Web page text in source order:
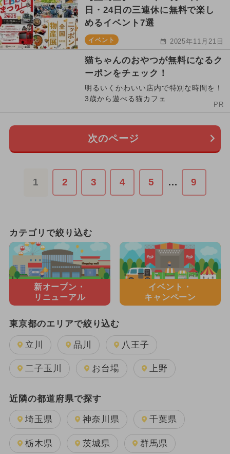
日・24日の三連休に無料で楽し
めるイベント7選
イベント 2025年11月21日
猫ちゃんのおやつが無料になるク
ーポンをチェック！
明るいくかわいい店内で特別な時間を！
3歳から遊べる猫カフェ
PR
次のページ
1 2 3 4 5 … 9
カテゴリで絞り込む
新オープン・
リニューアル
イベント・
キャンペーン
東京都のエリアで絞り込む
立川 品川 八王子
二子玉川 お台場 上野
近隣の都道府県で探す
埼玉県 神奈川県 千葉県
栃木県 茨城県 群馬県